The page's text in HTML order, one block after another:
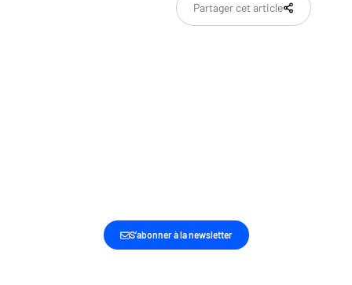
Partager cet article
S’abonner à la newsletter